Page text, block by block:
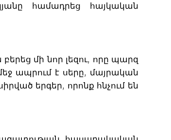
համադրեց հայկական
մի նոր լեզու, որը պարզ
ապրում է սերը, մայրական
երգեր, որոնք հնչում են